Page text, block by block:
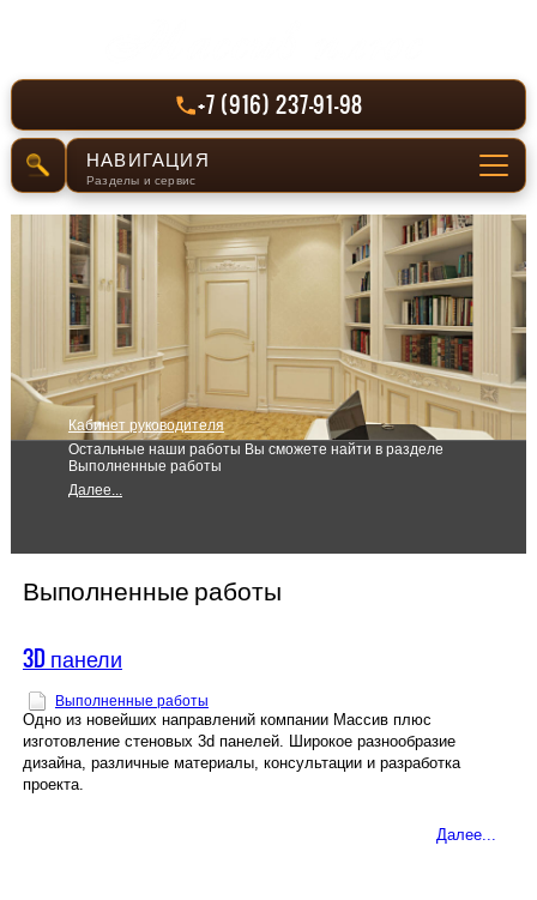
+7 (916) 237-91-98
НАВИГАЦИЯ
Разделы и сервис
СЕРВИС
Отправить заявку
РАЗДЕЛЫ САЙТА
Главная
Производство
Выполненные работы
Древесина
Контакты
РУБРИКИ
Вакансии
Кабинет руководителя
Остальные наши работы Вы сможете найти в разделе
Выполненные работы
Далее...
Выполненные работы
3D панели
Выполненные работы
Одно из новейших направлений компании Массив плюс
изготовление стеновых 3d панелей. Широкое разнообразие
дизайна, различные материалы, консультации и разработка
проекта.
Далее...